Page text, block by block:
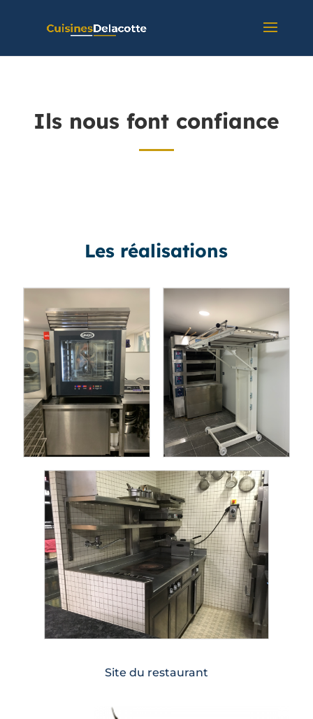
Ils nous font confiance
Les réalisations
Site du restaurant